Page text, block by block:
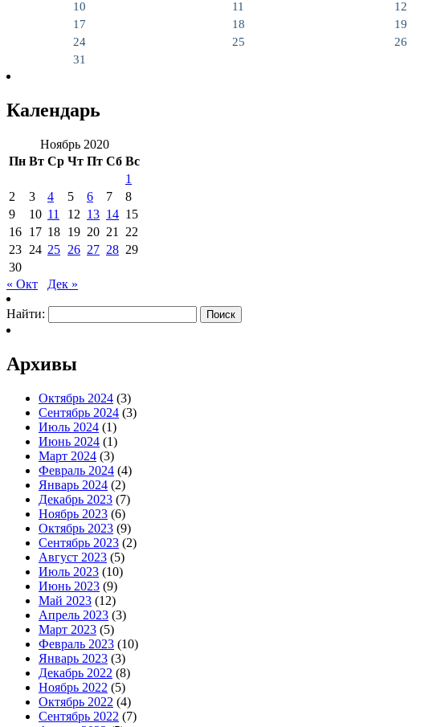
10
11 12
17
18 19
24
25 26
31
Календарь
Ноябрь 2020
Пн Вт Ср Чт Пт Сб Вс
1
2
3 4 5 6 7
8
9
10 11 12 13 14 15
16 17 18 19 20 21
22
23 24 25 26 27 28 29
30
« Окт
Дек »
Найти:
Архивы
Октябрь 2024 (3)
Сентябрь 2024 (3)
Июль 2024 (1)
Июнь 2024 (1)
Март 2024 (3)
Февраль 2024 (4)
Январь 2024 (2)
Декабрь 2023 (7)
Ноябрь 2023 (6)
Октябрь 2023 (9)
Сентябрь 2023 (2)
Август 2023 (5)
Июль 2023 (10)
Июнь 2023 (9)
Май 2023 (12)
Апрель 2023 (3)
Март 2023 (5)
Февраль 2023 (10)
Январь 2023 (3)
Декабрь 2022 (8)
Ноябрь 2022 (5)
Октябрь 2022 (4)
Сентябрь 2022 (7)